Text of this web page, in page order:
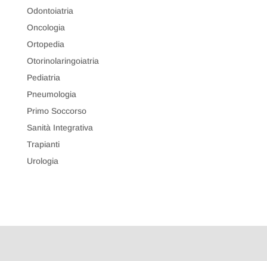
Odontoiatria
Oncologia
Ortopedia
Otorinolaringoiatria
Pediatria
Pneumologia
Primo Soccorso
Sanità Integrativa
Trapianti
Urologia